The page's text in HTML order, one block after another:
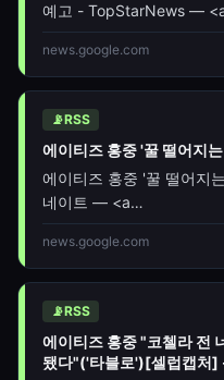
예고 - TopStarNews —
href="https://
oc=5" target="_blank"
news.google.com
📡RSS
에이티즈 홍중 '꿀 떨어지
에이티즈 홍중 '꿀 떨어지
네이트 — <a
href="https://
oc=5" target="_blank">
눈빛'[포토엔HD]</a>&nbs
news.google.com
📡RSS
에이티즈 홍중 "코첼라 전
됐다"('타블로')[셀럽캡처]